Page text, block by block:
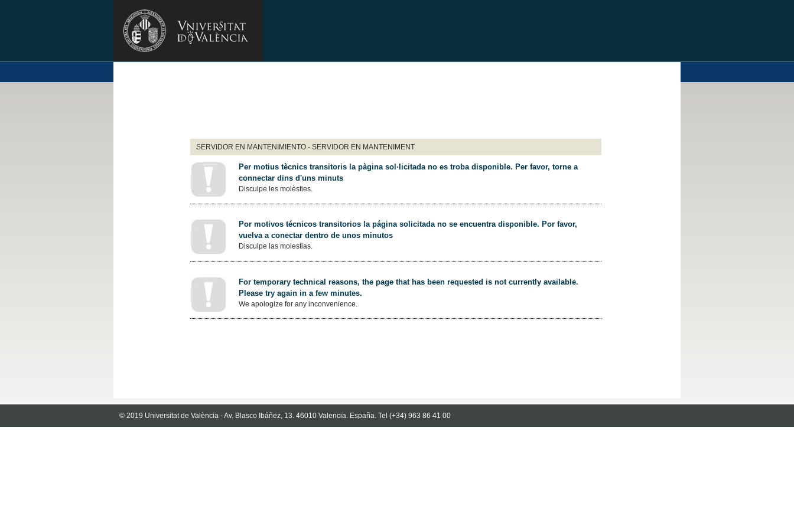
SERVIDOR EN MANTENIMIENTO - SERVIDOR EN MANTENIMENT
Per motius tècnics transitoris la pàgina sol·licitada no es troba disponible. Per favor, torne a
connectar dins d'uns minuts
Disculpe les molèsties.
Por motivos técnicos transitorios la página solicitada no se encuentra disponible. Por favor,
vuelva a conectar dentro de unos minutos
Disculpe las molestias.
For temporary technical reasons, the page that has been requested is not currently available.
Please try again in a few minutes.
We apologize for any inconvenience.
© 2019 Universitat de València - Av. Blasco Ibáñez, 13. 46010 Valencia. España. Tel (+34) 963 86 41 00